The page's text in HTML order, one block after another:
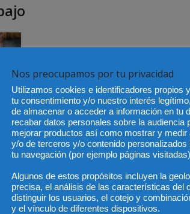
Nos preocupamos por tu privacidad
Utilizamos cookies e identificadores propios
tu consentimiento y/o nuestro interés
de almacenar o acceder a información en tu
recabar datos personales sobre la audiencia
mejorar productos así como mostrar y medir
y/o de terceros y/o contenido personalizados
tu navegación (por ejemplo páginas
Algunos de estos propósitos incluyen la
precisa, el análisis de las características del
distinguir los usuarios, el cotejo y
y el vínculo de diferentes dispositivos.